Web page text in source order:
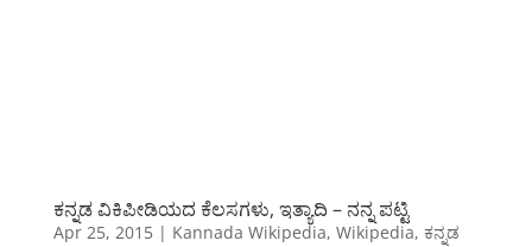
ಕನ್ನಡ ವಿಕಿಪೀಡಿಯದ ಕೆಲಸಗಳು, ಇತ್ಯಾದಿ – ನನ್ನ ಪಟ್ಟಿ
Apr 25, 2015| Kannada Wikipedia, Wikipedia, ಕನ್ನಡ